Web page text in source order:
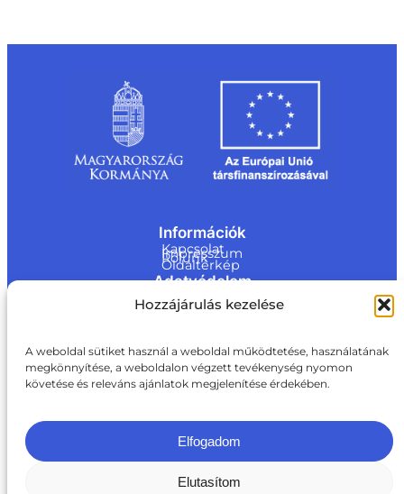
Hozzájárulás kezelése
A weboldal sütiket használ a weboldal működtetése, használatának
megkönnyítése, a weboldalon végzett tevékenység nyomon
követése és releváns ajánlatok megjelenítése érdekében.
Elfogadom
Elutasítom
Információk
Kapcsolat
Impresszum
Rólunk
Oldaltérkép
Adatvédelem
Jogi nyilatkozat
Adatvédelmi nyilatkozat
Akadálymentesítési nyilatkozat
ite@a
ki.gov.